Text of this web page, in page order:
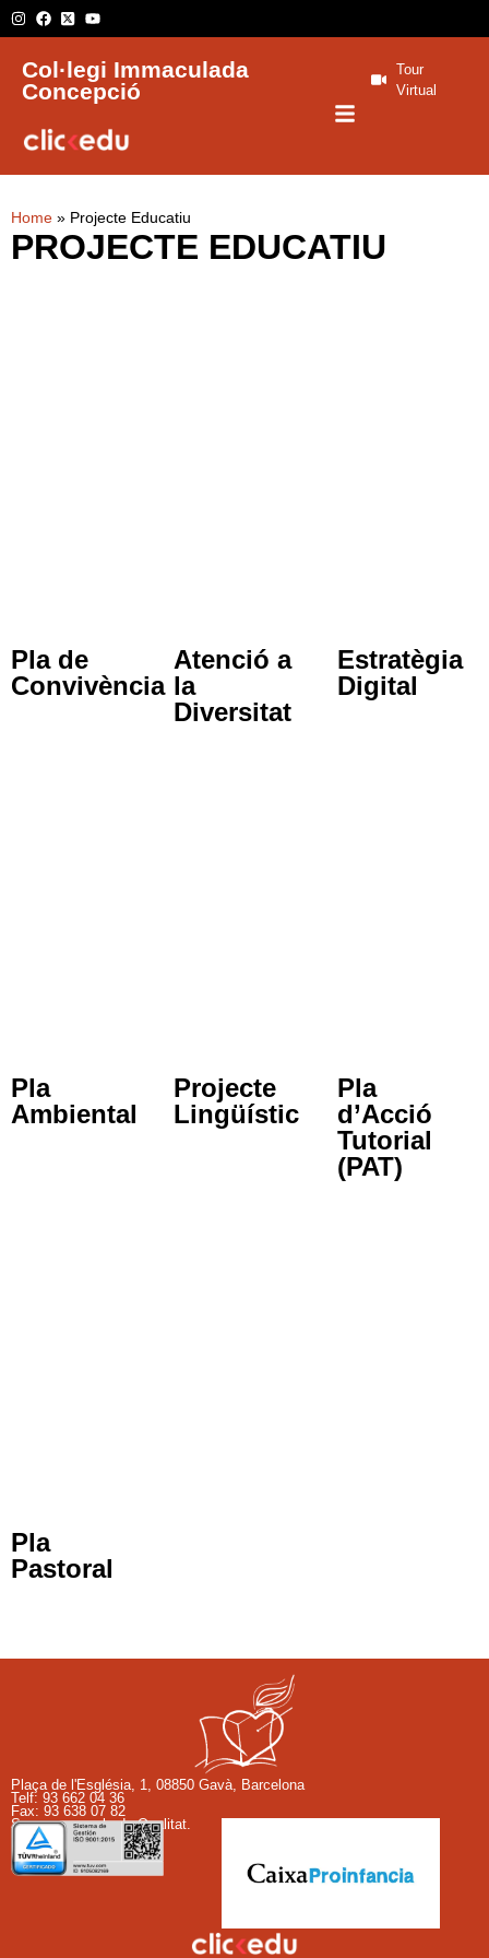
Col·legi Immaculada
Concepció
Tour
Virtual
Home » Projecte Educatiu
PROJECTE EDUCATIU
Pla de
Convivència
Atenció a
la
Diversitat
Estratègia
Digital
Pla
Ambiental
Projecte
Lingüístic
Pla
d’Acció
Tutorial
(PAT)
Pla
Pastoral
Plaça de l'Església, 1, 08850 Gavà, Barcelona
Telf: 93 662 04 36​
Fax: 93 638 07 82 ​
Som una escola de Qualitat.